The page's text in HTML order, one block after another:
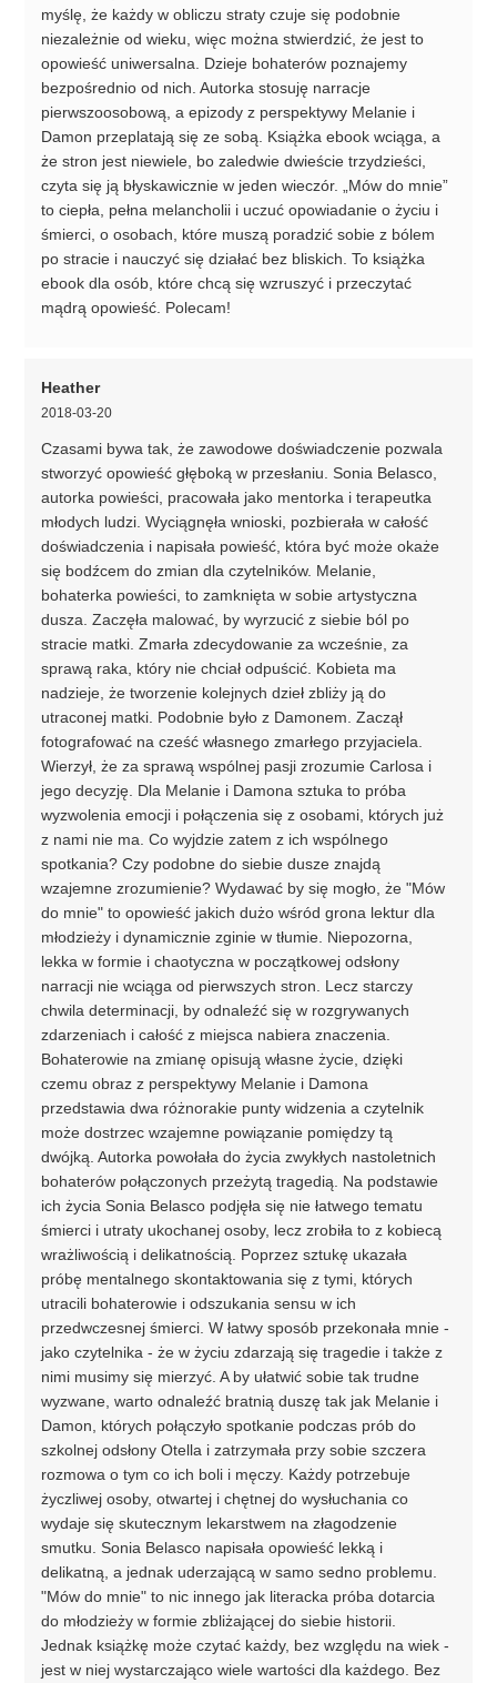
myślę, że każdy w obliczu straty czuje się podobnie
niezależnie od wieku, więc można stwierdzić, że jest to
opowieść uniwersalna. Dzieje bohaterów poznajemy
bezpośrednio od nich. Autorka stosuję narracje
pierwszoosobową, a epizody z perspektywy Melanie i
Damon przeplatają się ze sobą. Książka ebook wciąga, a
że stron jest niewiele, bo zaledwie dwieście trzydzieści,
czyta się ją błyskawicznie w jeden wieczór. „Mów do mnie”
to ciepła, pełna melancholii i uczuć opowiadanie o życiu i
śmierci, o osobach, które muszą poradzić sobie z bólem
po stracie i nauczyć się działać bez bliskich. To książka
ebook dla osób, które chcą się wzruszyć i przeczytać
mądrą opowieść. Polecam!
Heather
2018-03-20
Czasami bywa tak, że zawodowe doświadczenie pozwala
stworzyć opowieść głęboką w przesłaniu. Sonia Belasco,
autorka powieści, pracowała jako mentorka i terapeutka
młodych ludzi. Wyciągnęła wnioski, pozbierała w całość
doświadczenia i napisała powieść, która być może okaże
się bodźcem do zmian dla czytelników. Melanie,
bohaterka powieści, to zamknięta w sobie artystyczna
dusza. Zaczęła malować, by wyrzucić z siebie ból po
stracie matki. Zmarła zdecydowanie za wcześnie, za
sprawą raka, który nie chciał odpuścić. Kobieta ma
nadzieje, że tworzenie kolejnych dzieł zbliży ją do
utraconej matki. Podobnie było z Damonem. Zaczął
fotografować na cześć własnego zmarłego przyjaciela.
Wierzył, że za sprawą wspólnej pasji zrozumie Carlosa i
jego decyzję. Dla Melanie i Damona sztuka to próba
wyzwolenia emocji i połączenia się z osobami, których już
z nami nie ma. Co wyjdzie zatem z ich wspólnego
spotkania? Czy podobne do siebie dusze znajdą
wzajemne zrozumienie? Wydawać by się mogło, że "Mów
do mnie" to opowieść jakich dużo wśród grona lektur dla
młodzieży i dynamicznie zginie w tłumie. Niepozorna,
lekka w formie i chaotyczna w początkowej odsłony
narracji nie wciąga od pierwszych stron. Lecz starczy
chwila determinacji, by odnaleźć się w rozgrywanych
zdarzeniach i całość z miejsca nabiera znaczenia.
Bohaterowie na zmianę opisują własne życie, dzięki
czemu obraz z perspektywy Melanie i Damona
przedstawia dwa różnorakie punty widzenia a czytelnik
może dostrzec wzajemne powiązanie pomiędzy tą
dwójką. Autorka powołała do życia zwykłych nastoletnich
bohaterów połączonych przeżytą tragedią. Na podstawie
ich życia Sonia Belasco podjęła się nie łatwego tematu
śmierci i utraty ukochanej osoby, lecz zrobiła to z kobiecą
wrażliwością i delikatnością. Poprzez sztukę ukazała
próbę mentalnego skontaktowania się z tymi, których
utracili bohaterowie i odszukania sensu w ich
przedwczesnej śmierci. W łatwy sposób przekonała mnie -
jako czytelnika - że w życiu zdarzają się tragedie i także z
nimi musimy się mierzyć. A by ułatwić sobie tak trudne
wyzwane, warto odnaleźć bratnią duszę tak jak Melanie i
Damon, których połączyło spotkanie podczas prób do
szkolnej odsłony Otella i zatrzymała przy sobie szczera
rozmowa o tym co ich boli i męczy. Każdy potrzebuje
życzliwej osoby, otwartej i chętnej do wysłuchania co
wydaje się skutecznym lekarstwem na złagodzenie
smutku. Sonia Belasco napisała opowieść lekką i
delikatną, a jednak uderzającą w samo sedno problemu.
"Mów do mnie" to nic innego jak literacka próba dotarcia
do młodzieży w formie zbliżającej do siebie historii.
Jednak książkę może czytać każdy, bez względu na wiek -
jest w niej wystarczająco wiele wartości dla każdego. Bez